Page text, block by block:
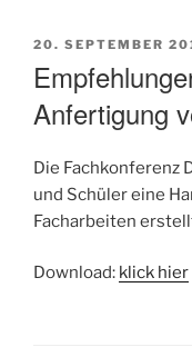
VERÖFFENTLICHT
20. SEPTEMBER
Anfertigung
Die Fachkonferenz
und Schüler eine
Facharbeiten
Download: klick hier